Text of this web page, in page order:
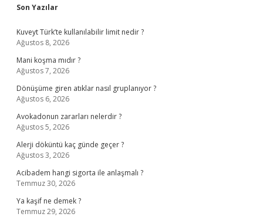
Sidebar
Son Yazılar
Kuveyt Türk’te kullanılabilir limit nedir ?
Ağustos 8, 2026
Mani koşma mıdır ?
Ağustos 7, 2026
Dönüşüme giren atıklar nasıl gruplanıyor ?
Ağustos 6, 2026
Avokadonun zararları nelerdir ?
Ağustos 5, 2026
Alerji döküntü kaç günde geçer ?
Ağustos 3, 2026
Acibadem hangi sigorta ile anlaşmalı ?
Temmuz 30, 2026
Ya kaşif ne demek ?
Temmuz 29, 2026